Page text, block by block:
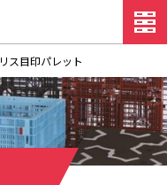
リス目印パレット